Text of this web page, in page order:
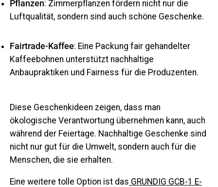
Pflanzen: Zimmerpflanzen fördern nicht nur die
Luftqualität, sondern sind auch schöne Geschenke.
Fairtrade-Kaffee: Eine Packung fair gehandelter
Kaffeebohnen unterstützt nachhaltige
Anbaupraktiken und Fairness für die Produzenten.
Diese Geschenkideen zeigen, dass man
ökologische Verantwortung übernehmen kann, auch
während der Feiertage. Nachhaltige Geschenke sind
nicht nur gut für die Umwelt, sondern auch für die
Menschen, die sie erhalten.
Eine weitere tolle Option ist das GRUNDIG GCB-1 E-